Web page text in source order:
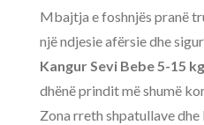
Mbajtja e foshnjës pranë
një ndjesie afërsie dhe
Kangur Sevi Bebe 5-15 kg
dhënë prindit më shumë
Zona rreth shpatullave